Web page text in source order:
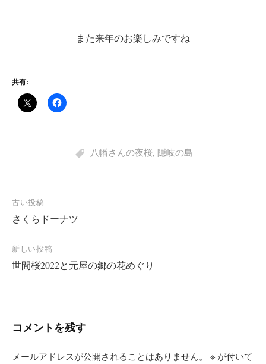
また来年のお楽しみですね
共有:
八幡さんの夜桜, 隠岐の島
投
稿
ナ
ビ
ゲ
ョ
古い投稿
さくらドーナツ
新しい投稿
世間桜2022と元屋の郷の花めぐり
コメントを残す
メールアドレスが公開されることはありません。 ※ が付いて